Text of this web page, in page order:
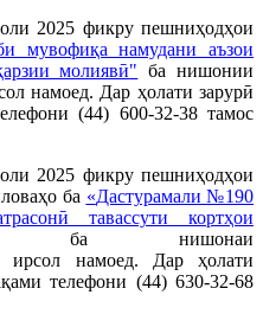
2025 фикру пешниҳодҳои
мувофиқа намудани аъзои
молиявӣ" ба нишонии
намоед. Дар ҳолати зарурӣ
(44) 600-32-38 тамос
2025 фикру пешниҳодҳои
ба «Дастурамали №190
тавассути кортҳои
нишонаи
ирсол намоед. Дар ҳолати
телефони (44) 630-32-68